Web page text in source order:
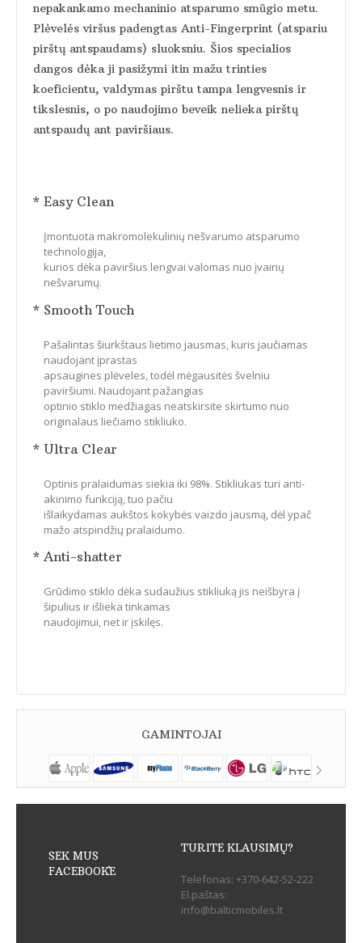
nepakankamo mechaninio atsparumo smūgio metu.
Plėvelės viršus padengtas Anti-Fingerprint (atspariu
pirštų antspaudams) sluoksniu. Šios specialios
dangos dėka ji pasižymi itin mažu trinties
koeficientu, valdymas pirštu tampa lengvesnis ir
tikslesnis, o po naudojimo beveik nelieka pirštų
antspaudų ant paviršiaus.
* Easy Clean
Įmontuota makromolekulinių nešvarumo atsparumo
technologija,
kurios dėka paviršius lengvai valomas nuo įvairių
nešvarumų.
* Smooth Touch
Pašalintas šiurkštaus lietimo jausmas, kuris jaučiamas
naudojant įprastas
apsaugines plėveles, todėl mėgausitės švelniu
paviršiumi. Naudojant pažangias
optinio stiklo medžiagas neatskirsite skirtumo nuo
originalaus liečiamo stikliuko.
* Ultra Clear
Optinis pralaidumas siekia iki 98%. Stikliukas turi anti-
akinimo funkciją, tuo pačiu
išlaikydamas aukštos kokybės vaizdo jausmą, dėl ypač
mažo atspindžių pralaidumo.
* Anti-shatter
Grūdimo stiklo dėka sudaužius stikliuką jis neišbyra į
šipulius ir išlieka tinkamas
naudojimui, net ir įskilęs.
GAMINTOJAI
SEK MUS
FACEBOOK`E
TURITE KLAUSIMŲ?
Telefonas: +370-642-52-222
El.paštas:
info@balticmobiles.lt